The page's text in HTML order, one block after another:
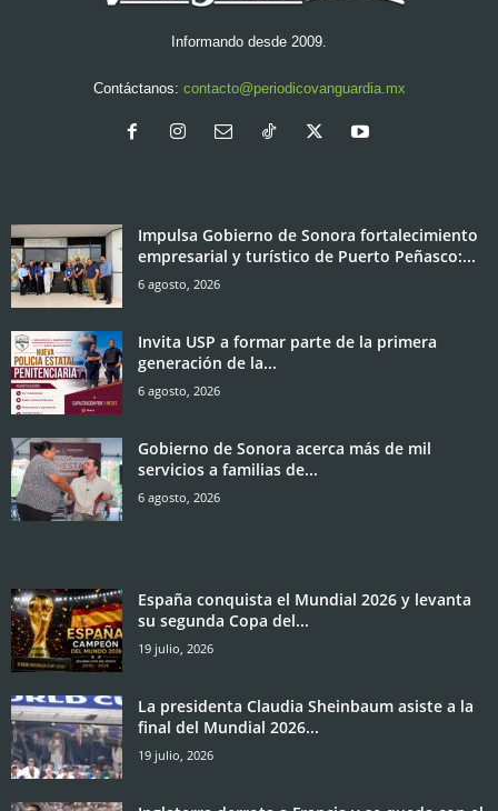
Informando desde 2009.
Contáctanos: contacto@periodicovanguardia.mx
Impulsa Gobierno de Sonora fortalecimiento
empresarial y turístico de Puerto Peñasco:...
6 agosto, 2026
Invita USP a formar parte de la primera
generación de la...
6 agosto, 2026
Gobierno de Sonora acerca más de mil
servicios a familias de...
6 agosto, 2026
España conquista el Mundial 2026 y levanta
su segunda Copa del...
19 julio, 2026
La presidenta Claudia Sheinbaum asiste a la
final del Mundial 2026...
19 julio, 2026